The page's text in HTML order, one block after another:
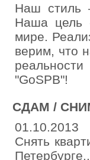
Наш стиль
Наша цель
мире.
верим, что
"GoSPB"!
СДАМ /
01.10.2013
Снять